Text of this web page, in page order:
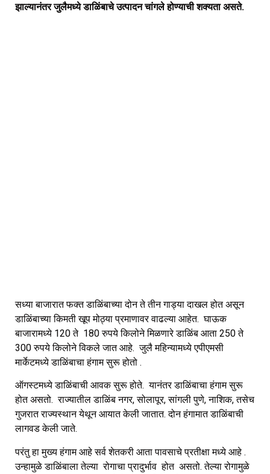
झाल्यानंतर जुलैमध्ये डाळिंबाचे उत्पादन चांगले होण्याची शक्यता असते.
सध्या बाजारात फक्त डाळिंबाच्या दोन ते तीन गाड्या दाखल होत असून
डाळिंबाच्या किमती खूप मोठ्या प्रमाणावर वाढल्या आहेत. घाऊक
बाजारामध्ये 120 ते 180 रुपये किलोने मिळणारे डाळिंब आता 250 ते
300 रुपये किलोने विकले जात आहे. जुलै महिन्यामध्ये एपीएमसी
मार्केटमध्ये डाळिंबाचा हंगाम सुरू होतो .
ऑगस्टमध्ये डाळिंबाची आवक सुरू होते. यानंतर डाळिंबाचा हंगाम सुरू
होत असतो. राज्यातील डाळिंब नगर, सोलापूर, सांगली पुणे, नाशिक, तसेच
गुजरात राज्यस्थान येथून आयात केली जातात. दोन हंगामात डाळिंबाची
लागवड केली जाते.
परंतु हा मुख्य हंगाम आहे सर्व शेतकरी आता पावसाचे प्रतीक्षा मध्ये आहे .
उन्हामुळे डाळिंबाला तेल्या रोगाचा प्रादुर्भाव होत असतो. तेल्या रोगामुळे